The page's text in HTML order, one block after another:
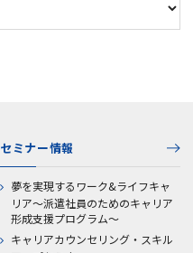
セミナー情報
夢を実現するワーク&ライフキャ
リア～派遣社員のためのキャリア
形成支援プログラム～
キャリアカウンセリング・スキル